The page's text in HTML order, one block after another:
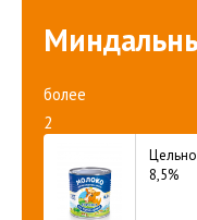
более
2
8,5%